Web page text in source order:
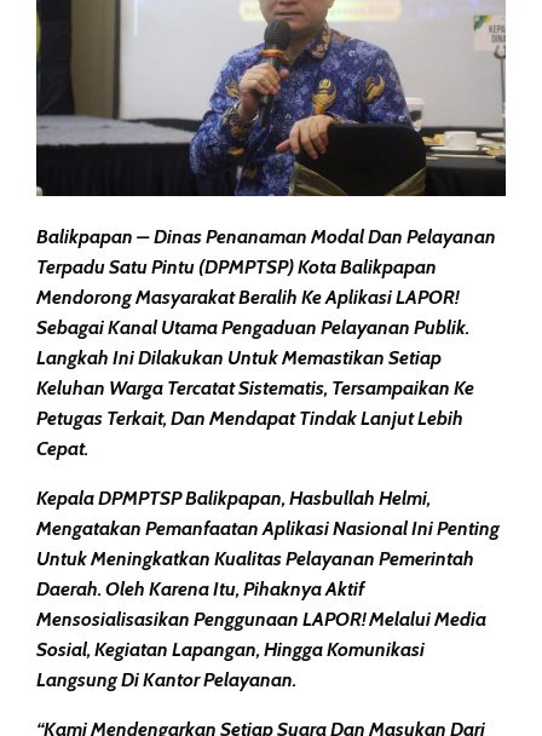
Balikpapan – Dinas Penanaman Modal Dan Pelayanan
Terpadu Satu Pintu (DPMPTSP) Kota Balikpapan
Mendorong Masyarakat Beralih Ke AplikasiLAPOR!
Sebagai Kanal Utama Pengaduan Pelayanan Publik.
Langkah Ini Dilakukan Untuk Memastikan Setiap
Keluhan Warga Tercatat Sistematis, Tersampaikan Ke
Petugas Terkait, Dan Mendapat Tindak Lanjut Lebih
Cepat.
Kepala DPMPTSP Balikpapan, Hasbullah Helmi,
Mengatakan Pemanfaatan Aplikasi Nasional Ini Penting
Untuk Meningkatkan Kualitas Pelayanan Pemerintah
Daerah. Oleh Karena Itu, Pihaknya Aktif
Mensosialisasikan Penggunaan LAPOR! Melalui Media
Sosial, Kegiatan Lapangan, Hingga Komunikasi
Langsung Di Kantor Pelayanan.
“Kami Mendengarkan Setiap Suara Dan Masukan Dari